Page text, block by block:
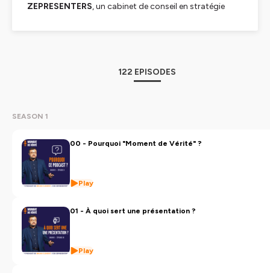
ZEPRESENTERS, un cabinet de conseil en stratégie
Depuis 2020, je partage depuis dans ce podcast
des conseils concrets issus de notre methodologie,
conseil, formations et de conférences rendez-vous sur
Hébergé par Ausha. Visitez
confidentialite
122 EPISODES
SEASON 1
00 - Pourquoi "Moment de Vérité" ?
Play
01 - À quoi sert une présentation ?
Play